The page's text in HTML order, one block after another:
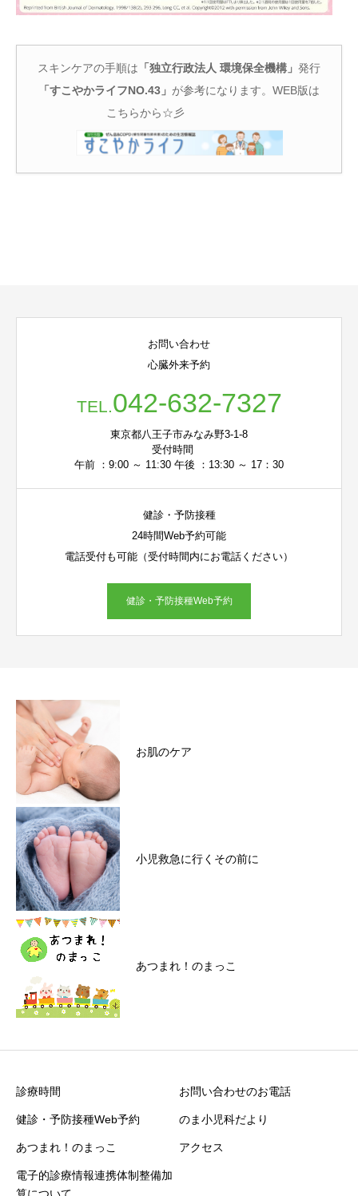
スキンケアの手順は 「独立行政法人 環境保全機構」 発行
「すこやかライフNO.43」 が参考になります。WEB版は
こちらから☆彡
お問い合わせ
心臓外来予約
TEL. 042-632-7327
東京都八王子市みなみ野3-1-8
受付時間
午前 ：9:00 ～ 11:30 午後 ：13:30 ～ 17：30
健診・予防接種
24時間Web予約可能
電話受付も可能（受付時間内にお電話ください）
健診・予防接種Web予約
お肌のケア
小児救急に行くその前に
あつまれ！のまっこ
診療時間 お問い合わせのお電話
健診・予防接種Web予約 のま小児科だより
あつまれ！のまっこ アクセス
電子的診療情報連携体制整備加
算について